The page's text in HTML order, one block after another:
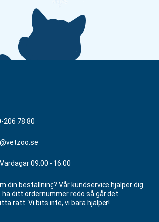
206 78 80
Vardagar 09.00 - 16.00
din beställning? Vår kundservice hjälper dig
ha ditt ordernummer redo så går det
rätt. Vi bits inte, vi bara hjälper!